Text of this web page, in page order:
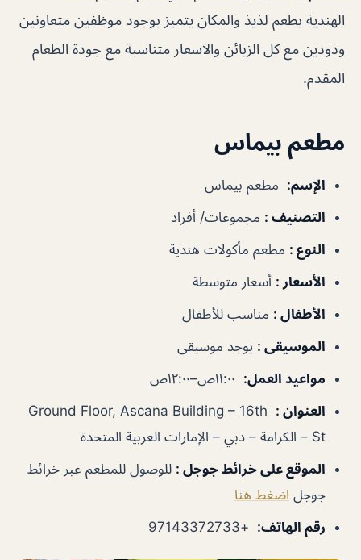
الهندية بطعم لذيذ والمكان يتميز بوجود موظفين متعاونين
ودودين مع كل الزبائن والاسعار متناسبة مع جودة الطعام
المقدم.
مطعم بيماس
الإسم: مطعم بيماس
التصنيف : مجموعات/ أفراد
النوع : مطعم مأكولات هندية
الأسعار : أسعار متوسطة
الأطفال : مناسب للأطفال
الموسيقى : يوجد موسيقى
مواعيد العمل:
العنوان :
Ground Floor, Ascana Building – 16th
St – الكرامة – دبي – الإمارات العربية المتحدة
الموقع على خرائط جوجل : للوصول للمطعم عبر خرائط
جوجل اضغط هنا
رقم الهاتف:
+97143372733